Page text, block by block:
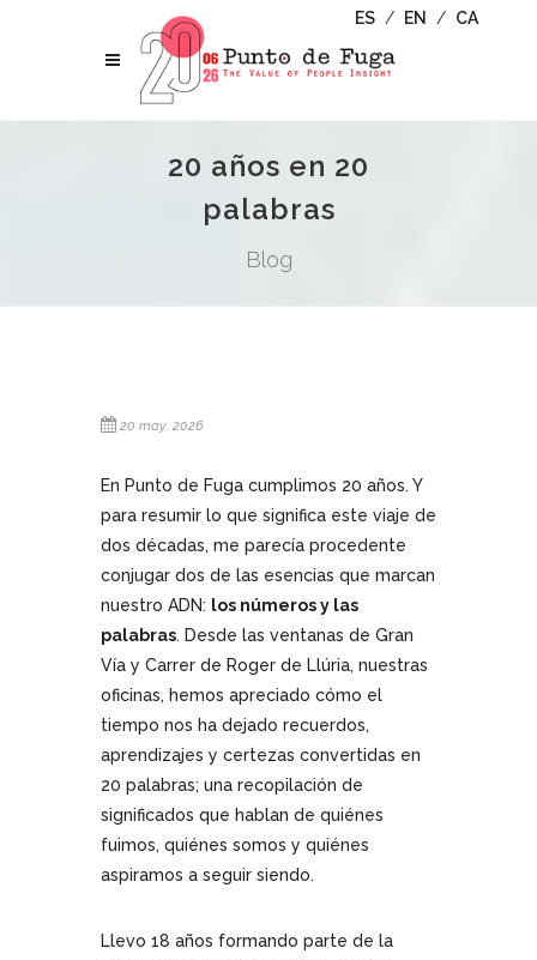
ES / EN / CA
20 años en 20
palabras
Blog
20 may. 2026
En Punto de Fuga cumplimos 20 años. Y
para resumir lo que significa este viaje de
dos décadas, me parecía procedente
conjugar dos de las esencias que marcan
nuestro ADN: los números y las
palabras. Desde las ventanas de Gran
Vía y Carrer de Roger de Llúria, nuestras
oficinas, hemos apreciado cómo el
tiempo nos ha dejado recuerdos,
aprendizajes y certezas convertidas en
20 palabras; una recopilación de
significados que hablan de quiénes
fuimos, quiénes somos y quiénes
aspiramos a seguir siendo.
Llevo 18 años formando parte de la